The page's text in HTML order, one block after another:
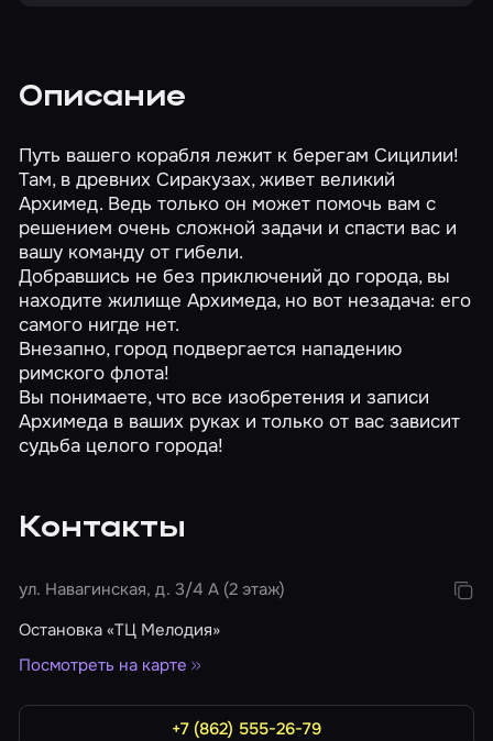
Описание
Путь вашего корабля лежит к берегам Сицилии!
Там, в древних Сиракузах, живет великий
Архимед. Ведь только он может помочь вам с
решением очень сложной задачи и спасти вас и
вашу команду от гибели.
Добравшись не без приключений до города, вы
находите жилище Архимеда, но вот незадача: его
самого нигде нет.
Внезапно, город подвергается нападению
римского флота!
Вы понимаете, что все изобретения и записи
Архимеда в ваших руках и только от вас зависит
судьба целого города!
Контакты
ул. Навагинская, д. 3/4 А (2 этаж)
Остановка «ТЦ Мелодия»
Посмотреть на карте
+7 (862) 555-26-79